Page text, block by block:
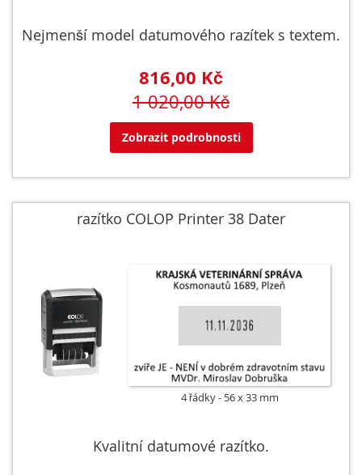
Nejmenší model datumového razítek s textem.
816,00 Kč
1 020,00 Kč
Zobrazit podrobnosti
razítko COLOP Printer 38 Dater
4 řádky 56 x 33 mm
Kvalitní datumové razítko.